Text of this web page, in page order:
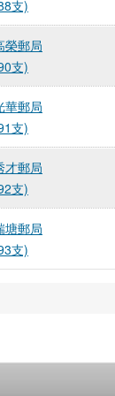
支)
榮郵局
支)
華郵局
支)
才郵局
支)
塘郵局
支)